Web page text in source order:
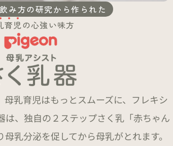
み方の研究から作られた
育児の心強い味方
母乳育児はもっとスムーズに、フレキシ
は、独自の２ステップさく乳「赤ちゃん
乳分泌を促してから母乳がとれます。